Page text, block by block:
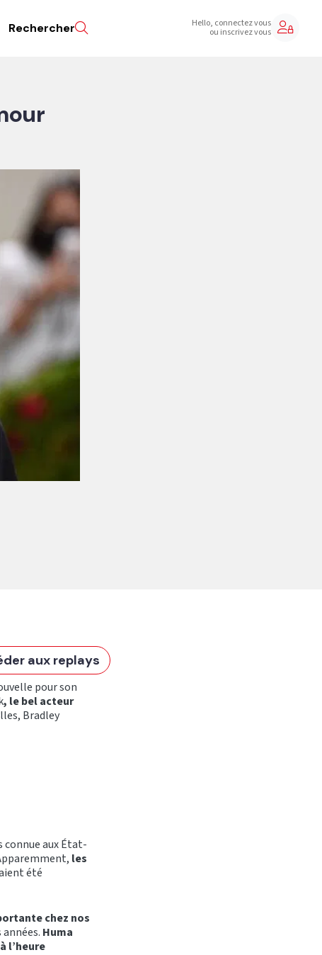
Rechercher Hello, connectez vous
ou inscrivez vous
aux replays
pour son
, le bel acteur
Bradley
connue aux État-
les
été
chez nos
Huma
l’heure